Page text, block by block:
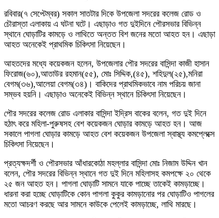
রবিবার(৭ সেপ্টেম্বর) সকাল সাতটার দিকে উপজেলা সদরের কলেজ রোড ও
চৌরাস্তা এলাকায় এ ঘটনা ঘটে। এছাড়াও গত দুইদিনে পৌরসভার বিভিন্ন
স্থানে ঘোড়াটির কামড়ে ও লাথিতে অন্তত বিশ জনের মতো আহত হন। এছাড়া
আহত অনেকেই প্রাথমিক চিকিৎসা নিয়েছেন।
আহতদের মধ্যে কয়েকজন হলেন, উপজেলার পৌর সদরের বাসিন্দা কাজী হাসান
ফিরোজ(৬০),আতাউর রহমান(৫৫), মোঃ সিদ্দিক,(৪৫), শহিদুল(২৫),মনিরা
বেগম(৩৬),আলেয়া বেগম(৩৪)। বাকিদের প্রাথমিকভাবে নাম পরিচয় জানা
সম্ভব হয়নি। এছাড়াও অনেকেই বিভিন্ন স্থানে চিকিৎসা নিয়েছেন।
পৌর সদরের কলেজ রোড এলাকার বাসিন্দা ইদ্রিস বাকের বলেন, গত দুই দিনে
হঠাৎ করে মহিলা-পুরুষসহ বেশ কয়েকজন ঘোড়ার কামড়ে আহত হন। আজ
সকালে পাগলা ঘোড়ার কামড়ে আহত বেশ কয়েকজন উপজেলা স্বাস্থ্য কমপ্লেক্সে
চিকিৎসা নিয়েছেন।
প্রত্যক্ষদর্শী ও পৌরসভার আঁধারকোঠা মহল্লার বাসিন্দা মোঃ নিজাম উদ্দিন খান
বলেন, পৌর সদরের বিভিন্ন স্থানে গত দুই দিনে মহিলাসহ কমপক্ষে ২০ থেকে
২৫ জন আহত হন। পাগলা ঘোড়াটি সামনে যাকে পাচ্ছে তাকেই কামড়াচ্ছে।
ধারনা করা হচ্ছে ঘোড়াটিকে কোন পাগলা কুকুর কামড়ানোর পর ঘোড়াটিও পাগলের
মতো আচরণ করছে আর সামনে কাউকে পেলেই কামড়াচ্ছে, লাথি মারছে।